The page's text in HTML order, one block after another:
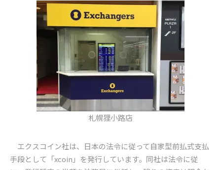
札幌狸小路店
エクスコイン社は、日本の法令に従って自家型前払式支払
手段として「xcoin 」を発行しています。同社は法令に従